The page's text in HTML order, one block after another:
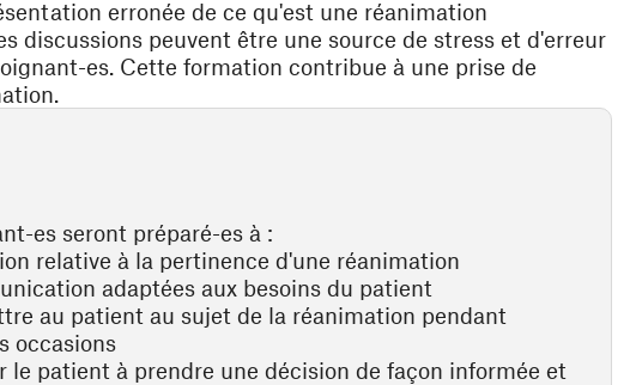
erronée de ce qu'est une réanimation
discussions peuvent être une source de stress et d'erreur
es. Cette formation contribue à une prise de
es seront préparé-es à :
relative à la pertinence d'une réanimation
adaptées aux besoins du patient
au patient au sujet de la réanimation pendant
occasions
patient à prendre une décision de façon informée et